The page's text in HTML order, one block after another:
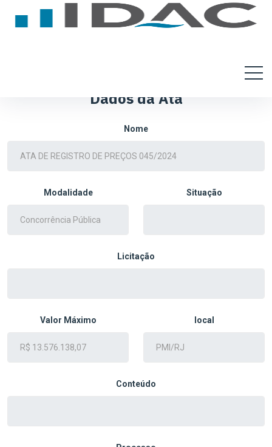
Dados da Ata
Nome
Modalidade Situação
Licitação
Valor Máximo local
Conteúdo